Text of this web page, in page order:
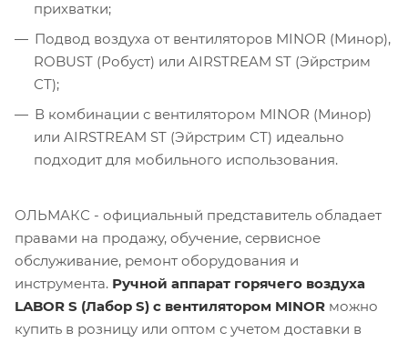
прихватки;
Подвод воздуха от вентиляторов MINOR (Минор),
ROBUST (Робуст) или AIRSTREAM ST (Эйрстрим
СТ);
В комбинации с вентилятором MINOR (Минор)
или AIRSTREAM ST (Эйрстрим СТ) идеально
подходит для мобильного использования.
ОЛЬМАКС - официальный представитель обладает
правами на продажу, обучение, сервисное
обслуживание, ремонт оборудования и
инструмента. Ручной аппарат горячего воздуха
LABOR S (Лабор S) с вентилятором MINOR можно
купить в розницу или оптом с учетом доставки в